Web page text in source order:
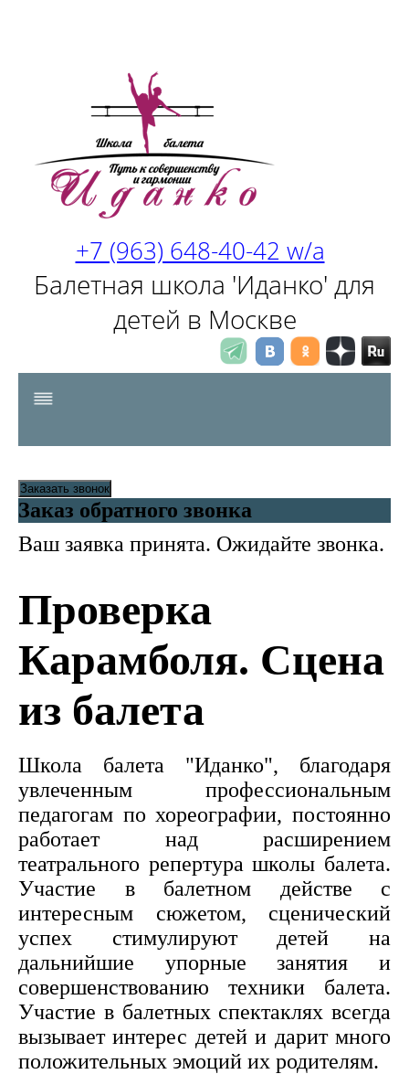
+7 (963) 648-40-42 w/a
Балетная школа 'Иданко' для
детей в Москве
Заказать звонок
Заказ обратного звонка
Ваш заявка принята. Ожидайте звонка.
Проверка
Карамболя. Сцена
из балета
Школа балета "Иданко", благодаря
увлеченным профессиональным
педагогам по хореографии, постоянно
работает над расширением
театрального репертура школы балета.
Участие в балетном действе с
интересным сюжетом, сценический
успех стимулируют детей на
дальнийшие упорные занятия и
совершенствованию техники балета.
Участие в балетных спектаклях всегда
вызывает интерес детей и дарит много
положительных эмоций их родителям.